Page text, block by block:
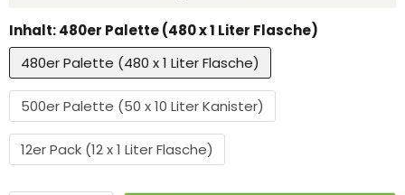
Inhalt:480er Palette (480 x 1 Liter Flasche)
480er Palette (480 x 1 Liter Flasche)
500er Palette (50 x 10 Liter Kanister)
12er Pack (12 x 1 Liter Flasche)